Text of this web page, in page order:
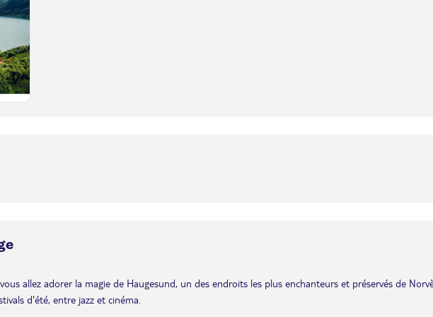
allez adorer la magie de Haugesund, un des endroits les plus enchanteurs et préservés de
d'été, entre jazz et cinéma.